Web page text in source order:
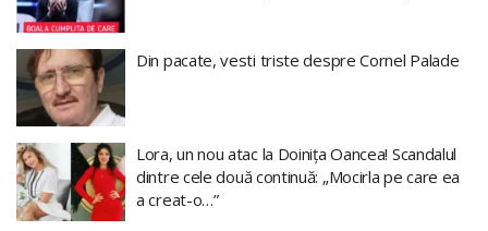
Din pacate, vesti triste despre Cornel Palade
Lora, un nou atac la Doinița Oancea! Scandalul
dintre cele două continuă: „Mocirla pe care ea
a creat-o…”